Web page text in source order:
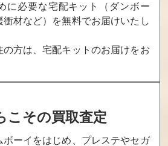
に必要な宅配キット（ダンボー
衝材など）を無料でお届けいたし
方は、宅配キットのお届けをお
こその買取査定
ーイをはじめ、プレステやセガ